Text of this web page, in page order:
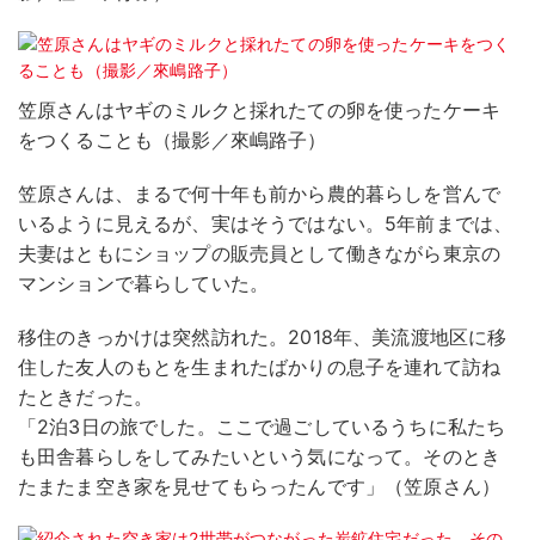
笠原さんはヤギのミルクと採れたての卵を使ったケーキ
をつくることも（撮影／來嶋路子）
笠原さんは、まるで何十年も前から農的暮らしを営んで
いるように見えるが、実はそうではない。5年前までは、
夫妻はともにショップの販売員として働きながら東京の
マンションで暮らしていた。
移住のきっかけは突然訪れた。2018年、美流渡地区に移
住した友人のもとを生まれたばかりの息子を連れて訪ね
たときだった。
「2泊3日の旅でした。ここで過ごしているうちに私たち
も田舎暮らしをしてみたいという気になって。そのとき
たまたま空き家を見せてもらったんです」（笠原さん）